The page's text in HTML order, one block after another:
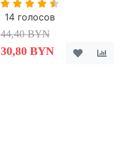
14 голосов
44,40 BYN
30,80 BYN